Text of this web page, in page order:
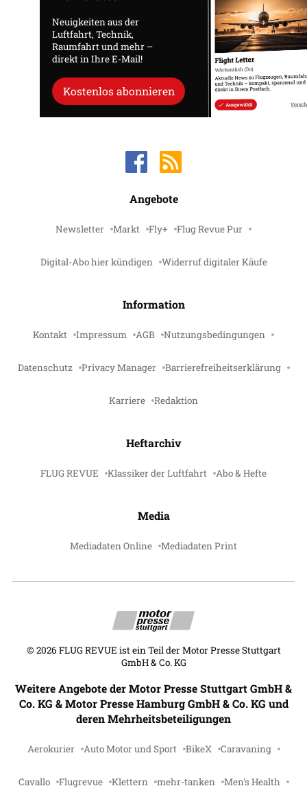
Neuigkeiten aus der
Luftfahrt, Technik,
Raumfahrt und mehr –
direkt in Ihre E-Mail!
Kostenlos abonnieren
Angebote
Newsletter Markt Fly+ Flug Revue Pur
Digital-Abo hier kündigen Widerruf digitaler Käufe
Information
Kontakt Impressum AGB Nutzungsbedingungen
Datenschutz Privacy Manager Barrierefreiheitserklärung
Karriere Redaktion
Heftarchiv
FLUG REVUE Klassiker der Luftfahrt Abo & Hefte
Media
Mediadaten Online Mediadaten Print
© 2026 FLUG REVUE ist ein Teil der Motor Presse Stuttgart
GmbH & Co. KG
Weitere Angebote der Motor Presse Stuttgart GmbH &
Co. KG & Motor Presse Hamburg GmbH & Co. KG und
deren Mehrheitsbeteiligungen
Aerokurier Auto Motor und Sport BikeX Caravaning
Cavallo Flugrevue Klettern mehr-tanken Men's Health